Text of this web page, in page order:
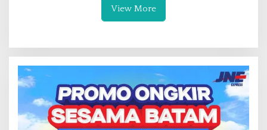
View More